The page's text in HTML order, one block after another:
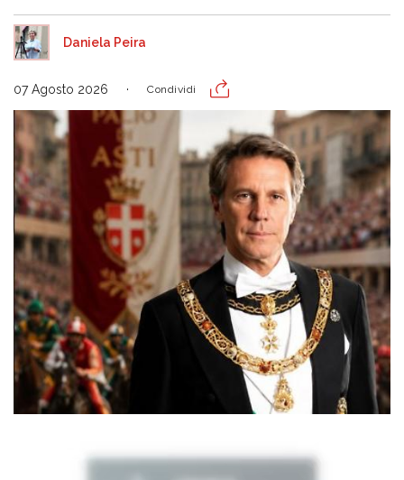
Daniela Peira
07 Agosto 2026 Condividi